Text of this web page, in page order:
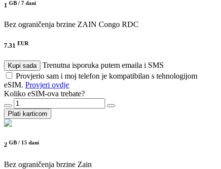
1 GB / 7 dani
Bez ograničenja brzine ZAIN Congo RDC
7.31 EUR
Kupi sada
Trenutna isporuka putem emaila i SMS
Provjerio sam i moj telefon je kompatibilan s tehnologijom
eSIM. Provjeri ovdje
Koliko eSIM-ova trebate?
Plati karticom
2 GB / 15 dani
Bez ograničenja brzine Zain